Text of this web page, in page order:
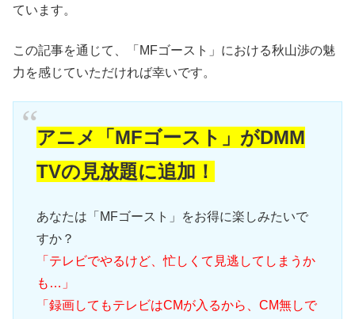
ています。
この記事を通じて、「MFゴースト」における秋山渉の魅
力を感じていただければ幸いです。
アニメ「MFゴースト」がDMM
TVの見放題に追加！
あなたは「MFゴースト」をお得に楽しみたいで
すか？
「テレビでやるけど、忙しくて見逃してしまうか
も…」
「録画してもテレビはCMが入るから、CM無しで